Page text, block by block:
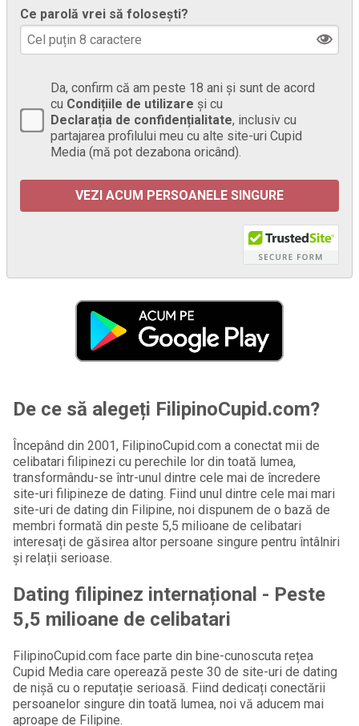
Ce parolă vrei să folosești?
Da, confirm că am peste 18 ani și sunt de acord
cu Condițiile de utilizare și cu
Declarația de confidențialitate, inclusiv cu
partajarea profilului meu cu alte site-uri Cupid
Media (mă pot dezabona oricând).
De ce să alegeți FilipinoCupid.com?
Începând din 2001, FilipinoCupid.com a conectat mii de
celibatari filipinezi cu perechile lor din toată lumea,
transformându-se într-unul dintre cele mai de încredere
site-uri filipineze de dating. Fiind unul dintre cele mai mari
site-uri de dating din Filipine, noi dispunem de o bază de
membri formată din peste 5,5 milioane de celibatari
interesați de găsirea altor persoane singure pentru întâlniri
și relații serioase.
Dating filipinez internațional - Peste
5,5 milioane de celibatari
FilipinoCupid.com face parte din bine-cunoscuta rețea
Cupid Media care operează peste 30 de site-uri de dating
de nișă cu o reputație serioasă. Fiind dedicați conectării
persoanelor singure din toată lumea, noi vă aducem mai
aproape de Filipine.